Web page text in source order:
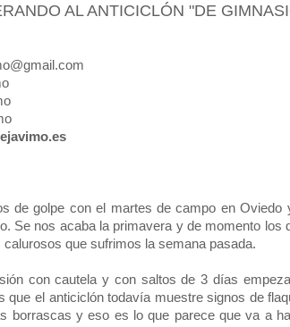
AL ANTICICLÓN "DE
de golpe con el martes de campo en Oviedo
Se nos acaba la primavera y de momento los
que sufrimos la semana pasada.
con cautela y con saltos de 3 días
que el anticiclón todavía muestre signos de
borrascas y eso es lo que parece que va a